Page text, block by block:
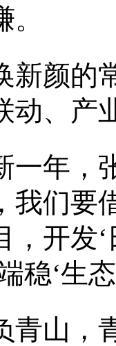
颜的常
动、产
年，张
我们要
，开发
稳‘生
山，青